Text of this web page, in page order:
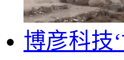
博彦科技